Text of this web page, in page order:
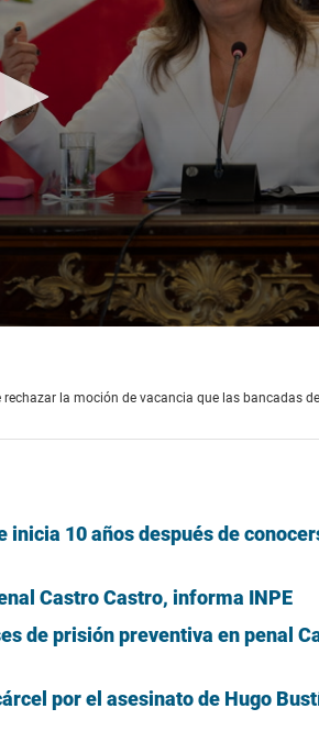
la moción de vacancia que las bancadas
inicia 10 años después de
Castro Castro, informa INPE
de prisión preventiva en penal
por el asesinato de Hugo